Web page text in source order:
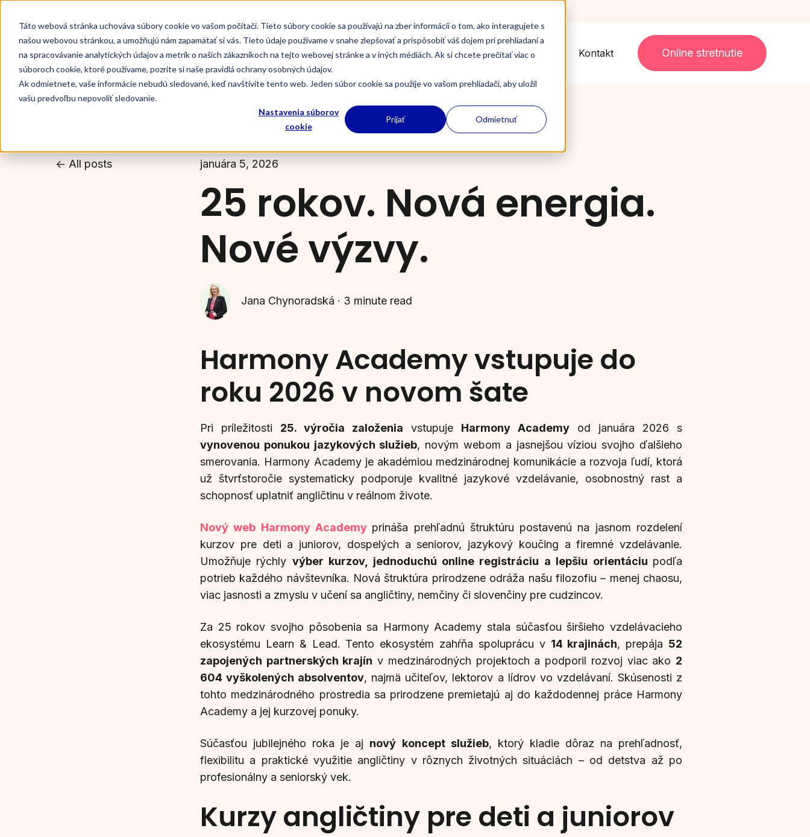
Táto webová stránka uchováva súbory cookie vo vašom počítači. Tieto súbory cookie sa používajú na zber informácií o tom, ako interagujete s
našou webovou stránkou, a umožňujú nám zapamätať si vás. Tieto údaje používame v snahe zlepšovať a prispôsobiť váš dojem pri prehliadaní a
na spracovávanie analytických údajov a metrík o našich zákazníkoch na tejto webovej stránke a v iných médiách. Ak si chcete prečítať viac o
súboroch cookie, ktoré používame, pozrite si naše pravidlá ochrany osobných údajov.
Ak odmietnete, vaše informácie nebudú sledované, keď navštívite tento web. Jeden súbor cookie sa použije vo vašom prehliadači, aby uložil
vašu predvoľbu nepovoliť sledovanie.
Nastavenia súborov
cookie
Prijať Odmietnuť
Kurzy angličtiny Kurzy nemčiny Jazykový koučing Pre firmy Kontakt Online stretnutie
All posts januára 5, 2026
25 rokov. Nová energia.
Nové výzvy.
Jana Chynoradská · 3 minute read
Harmony Academy vstupuje do
roku 2026 v novom šate
Pri príležitosti 25. výročia založenia vstupuje Harmony Academy od januára 2026 s
vynovenou ponukou jazykových služieb, novým webom a jasnejšou víziou svojho ďalšieho
smerovania. Harmony Academy je akadémiou medzinárodnej komunikácie a rozvoja ľudí, ktorá
už štvrťstoročie systematicky podporuje kvalitné jazykové vzdelávanie, osobnostný rast a
schopnosť uplatniť angličtinu v reálnom živote.
Nový web Harmony Academy prináša prehľadnú štruktúru postavenú na jasnom rozdelení
kurzov pre deti a juniorov, dospelých a seniorov, jazykový koučing a firemné vzdelávanie.
Umožňuje rýchly výber kurzov, jednoduchú online registráciu a lepšiu orientáciu podľa
potrieb každého návštevníka. Nová štruktúra prirodzene odráža našu filozofiu – menej chaosu,
viac jasnosti a zmyslu v učení sa angličtiny, nemčiny či slovenčiny pre cudzincov.
Za 25 rokov svojho pôsobenia sa Harmony Academy stala súčasťou širšieho vzdelávacieho
ekosystému Learn & Lead. Tento ekosystém zahŕňa spoluprácu v 14 krajinách, prepája 52
zapojených partnerských krajín v medzinárodných projektoch a podporil rozvoj viac ako 2
604 vyškolených absolventov, najmä učiteľov, lektorov a lídrov vo vzdelávaní. Skúsenosti z
tohto medzinárodného prostredia sa prirodzene premietajú aj do každodennej práce Harmony
Academy a jej kurzovej ponuky.
Súčasťou jubilejného roka je aj nový koncept služieb, ktorý kladie dôraz na prehľadnosť,
flexibilitu a praktické využitie angličtiny v rôznych životných situáciách – od detstva až po
profesionálny a seniorský vek.
Kurzy angličtiny pre deti a juniorov